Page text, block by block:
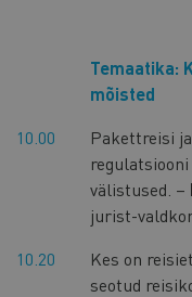
Temaatika:
mõisted
10.00
Pakettreisi
välistused. –
jurist-
10.20
Kes on
seotud